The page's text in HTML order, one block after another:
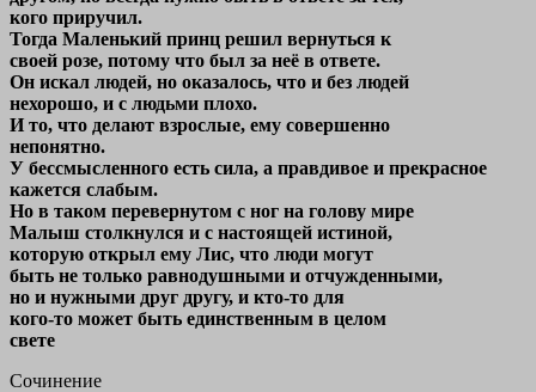
кого приручил.
Тогда Маленький принц решил вернуться к
своей розе, потому что был за неё в ответе.
Он искал людей, но оказалось, что и без людей
нехорошо, и с людьми плохо.
И то, что делают взрослые, ему совершенно
непонятно.
У бессмысленного есть сила, а правдивое и прекрасное
кажется слабым.
Но в таком перевернутом с ног на голову мире
Малыш столкнулся и с настоящей истиной,
которую открыл ему Лис, что люди могут
быть не только равнодушными и отчужденными,
но и нужными друг другу, и кто-то для
кого-то может быть единственным в целом
свете
Сочинение